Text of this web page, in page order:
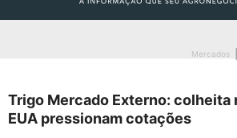
Mercados
Trigo Mercado Externo: colheita
EUA pressionam cotações